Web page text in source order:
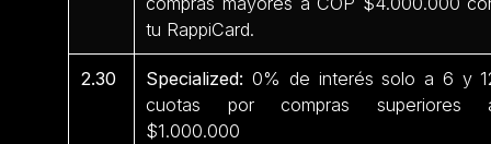
tu RappiCard.
2.30 Specialized:0% de interés solo a 6 y
cuotas por compras superiores
$1.000.000